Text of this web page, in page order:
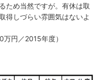
ため当然ですが。有休は取
得しづらい雰囲気はないよ
円／2015年度）